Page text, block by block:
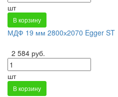
шт
В корзину
МДФ 19 мм 2800х2070 Egger ST
2 584 руб.
шт
В корзину